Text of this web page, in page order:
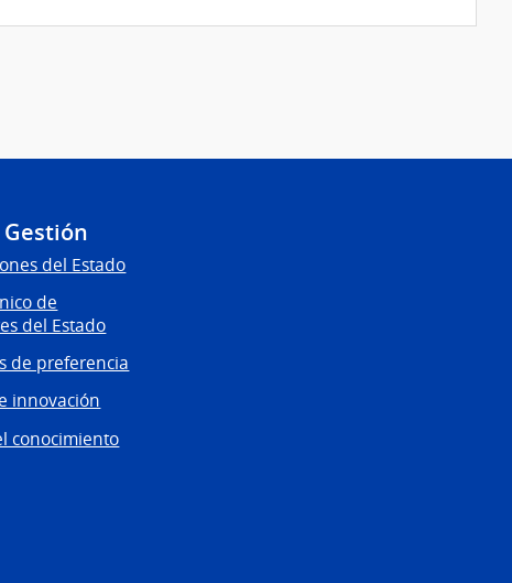
del Estado
de
del Estado
de preferencia
innovación
conocimiento